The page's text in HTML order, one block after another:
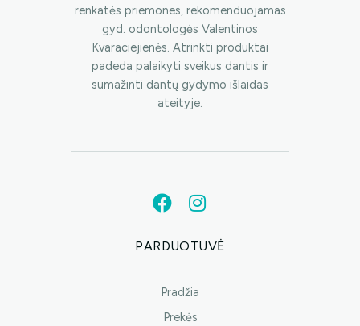
renkatės priemones, rekomenduojamas
gyd. odontologės Valentinos
Kvaraciejienės. Atrinkti produktai
padeda palaikyti sveikus dantis ir
sumažinti dantų gydymo išlaidas
ateityje.
PARDUOTUVĖ
Pradžia
Prekės